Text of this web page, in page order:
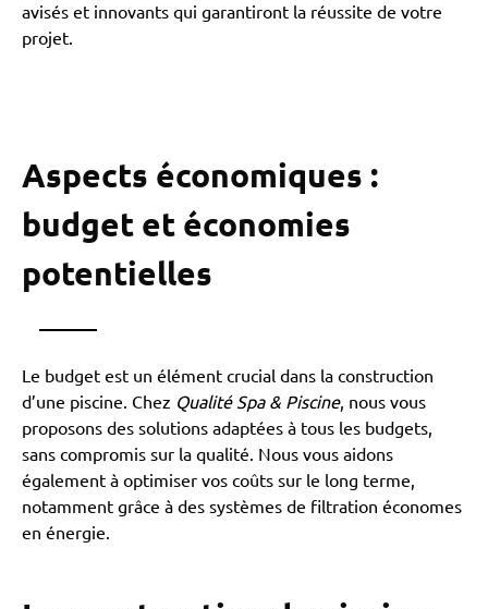
avisés et innovants qui garantiront la réussite de votre
projet.
Aspects économiques :
budget et économies
potentielles
Le budget est un élément crucial dans la construction
d’une piscine. Chez Qualité Spa & Piscine, nous vous
proposons des solutions adaptées à tous les budgets,
sans compromis sur la qualité. Nous vous aidons
également à optimiser vos coûts sur le long terme,
notamment grâce à des systèmes de filtration économes
en énergie.